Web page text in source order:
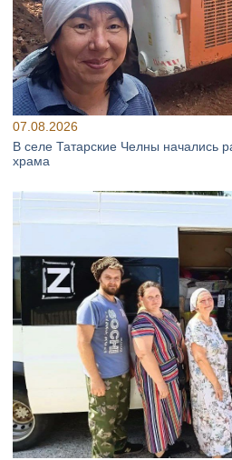
07.08.2026
В селе Татарские Челны начались
храма